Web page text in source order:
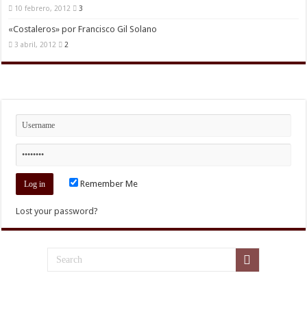
10 febrero, 2012 3
«Costaleros» por Francisco Gil Solano
3 abril, 2012 2
Remember Me
Lost your password?